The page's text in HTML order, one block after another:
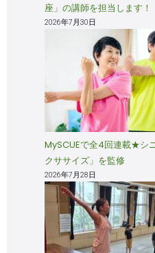
座」の講師を担当します！
2026年7月30日
MySCUEで全4回連載★シ
クササイズ」を監修
2026年7月28日